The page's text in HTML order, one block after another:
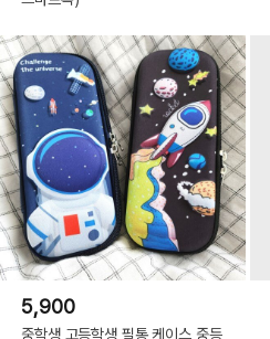
5,900
중학생 고등학생 필통 케이스 중등